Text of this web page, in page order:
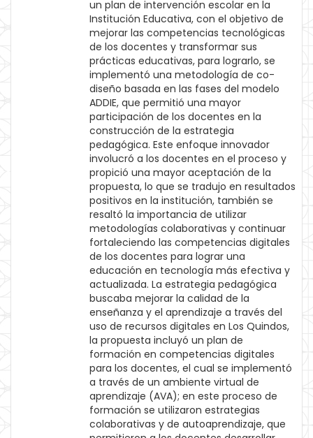
un plan de intervención escolar en la
Institución Educativa, con el objetivo de
mejorar las competencias tecnológicas
de los docentes y transformar sus
prácticas educativas, para lograrlo, se
implementó una metodología de co-
diseño basada en las fases del modelo
ADDIE, que permitió una mayor
participación de los docentes en la
construcción de la estrategia
pedagógica. Este enfoque innovador
involucró a los docentes en el proceso y
propició una mayor aceptación de la
propuesta, lo que se tradujo en resultados
positivos en la institución, también se
resaltó la importancia de utilizar
metodologías colaborativas y continuar
fortaleciendo las competencias digitales
de los docentes para lograr una
educación en tecnología más efectiva y
actualizada. La estrategia pedagógica
buscaba mejorar la calidad de la
enseñanza y el aprendizaje a través del
uso de recursos digitales en Los Quindos,
la propuesta incluyó un plan de
formación en competencias digitales
para los docentes, el cual se implementó
a través de un ambiente virtual de
aprendizaje (AVA); en este proceso de
formación se utilizaron estrategias
colaborativas y de autoaprendizaje, que